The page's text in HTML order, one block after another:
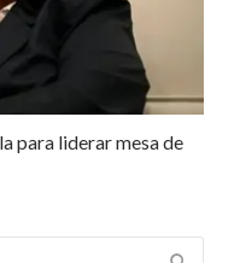
para liderar mesa de